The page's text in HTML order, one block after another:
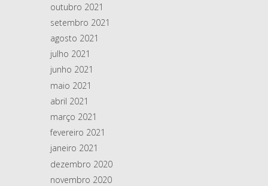
outubro 2021
setembro 2021
agosto 2021
julho 2021
junho 2021
maio 2021
abril 2021
março 2021
fevereiro 2021
janeiro 2021
dezembro 2020
novembro 2020